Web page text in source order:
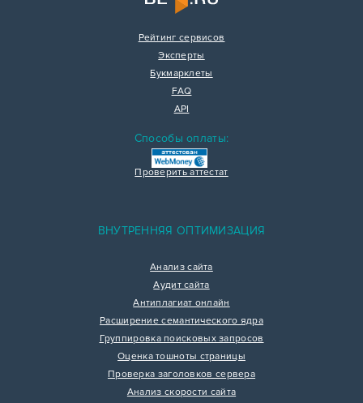
Рейтинг сервисов
Эксперты
Букмарклеты
FAQ
API
Способы оплаты:
Проверить аттестат
ВНУТРЕННЯЯ ОПТИМИЗАЦИЯ
Анализ сайта
Аудит сайта
Антиплагиат онлайн
Расширение семантического ядра
Группировка поисковых запросов
Оценка тошноты страницы
Проверка заголовков сервера
Анализ скорости сайта